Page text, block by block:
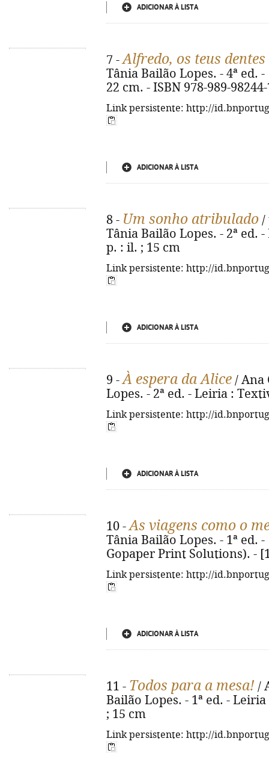
ADICIONAR À LISTA
7 -Alfredo, os teus
Tânia Bailão Lopes. - 4ª ed.
22 cm. - ISBN 978-989-
Link persistente: http://
ADICIONAR À LISTA
8 - Um sonho atribulado /
Tânia Bailão Lopes. - 2ª ed.
p. : il. ; 15 cm
Link persistente: http://
ADICIONAR À LISTA
9 -À espera da Alice / Ana
Lopes. - 2ª ed. - Leiria :
Link persistente: http://
ADICIONAR À LISTA
10 -As viagens como o
Tânia Bailão Lopes. - 1ª ed.
Gopaper Print Solutions). -
Link persistente: http://
ADICIONAR À LISTA
11 - Todos para a mesa! /
Bailão Lopes. - 1ª ed. -
; 15 cm
Link persistente: http://